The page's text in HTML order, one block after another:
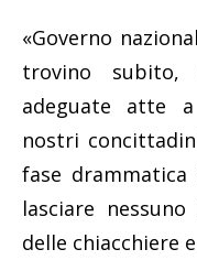
«Governo
trovino subito,
adeguate atte
nostri
fase
lasciare
delle chiacchiere